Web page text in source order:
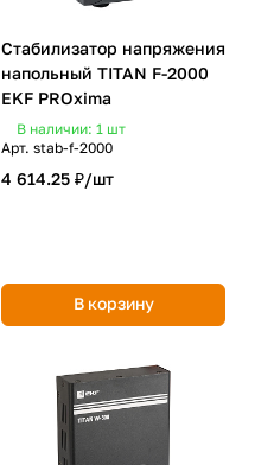
Стабилизатор напряжения
напольный TITAN F-2000
EKF PROxima
В наличии: 1 шт
Арт. stab-f-2000
4 614.25 ₽/шт
В корзину